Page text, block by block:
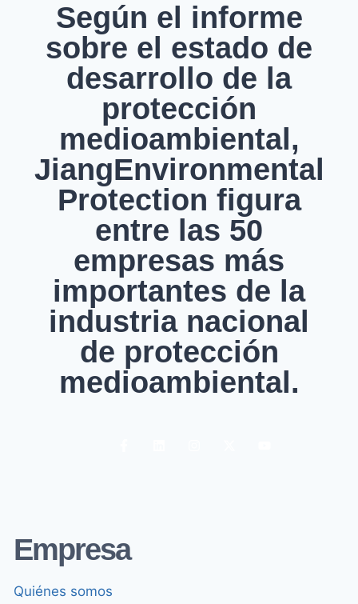
Según el informe
sobre el estado de
desarrollo de la
protección
medioambiental,
JiangEnvironmental
Protection figura
entre las 50
empresas más
importantes de la
industria nacional
de protección
medioambiental.
Empresa
Quiénes somos